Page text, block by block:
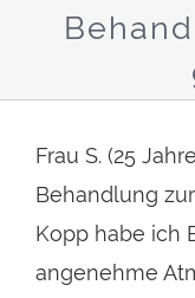
Frau S. (25
Behandlung
Kopp habe ich
angenehme